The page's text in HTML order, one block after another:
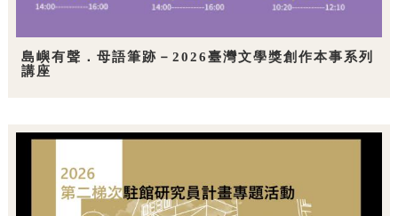
島嶼有聲．母語筆跡－2026臺灣文學獎創作本事系列
講座